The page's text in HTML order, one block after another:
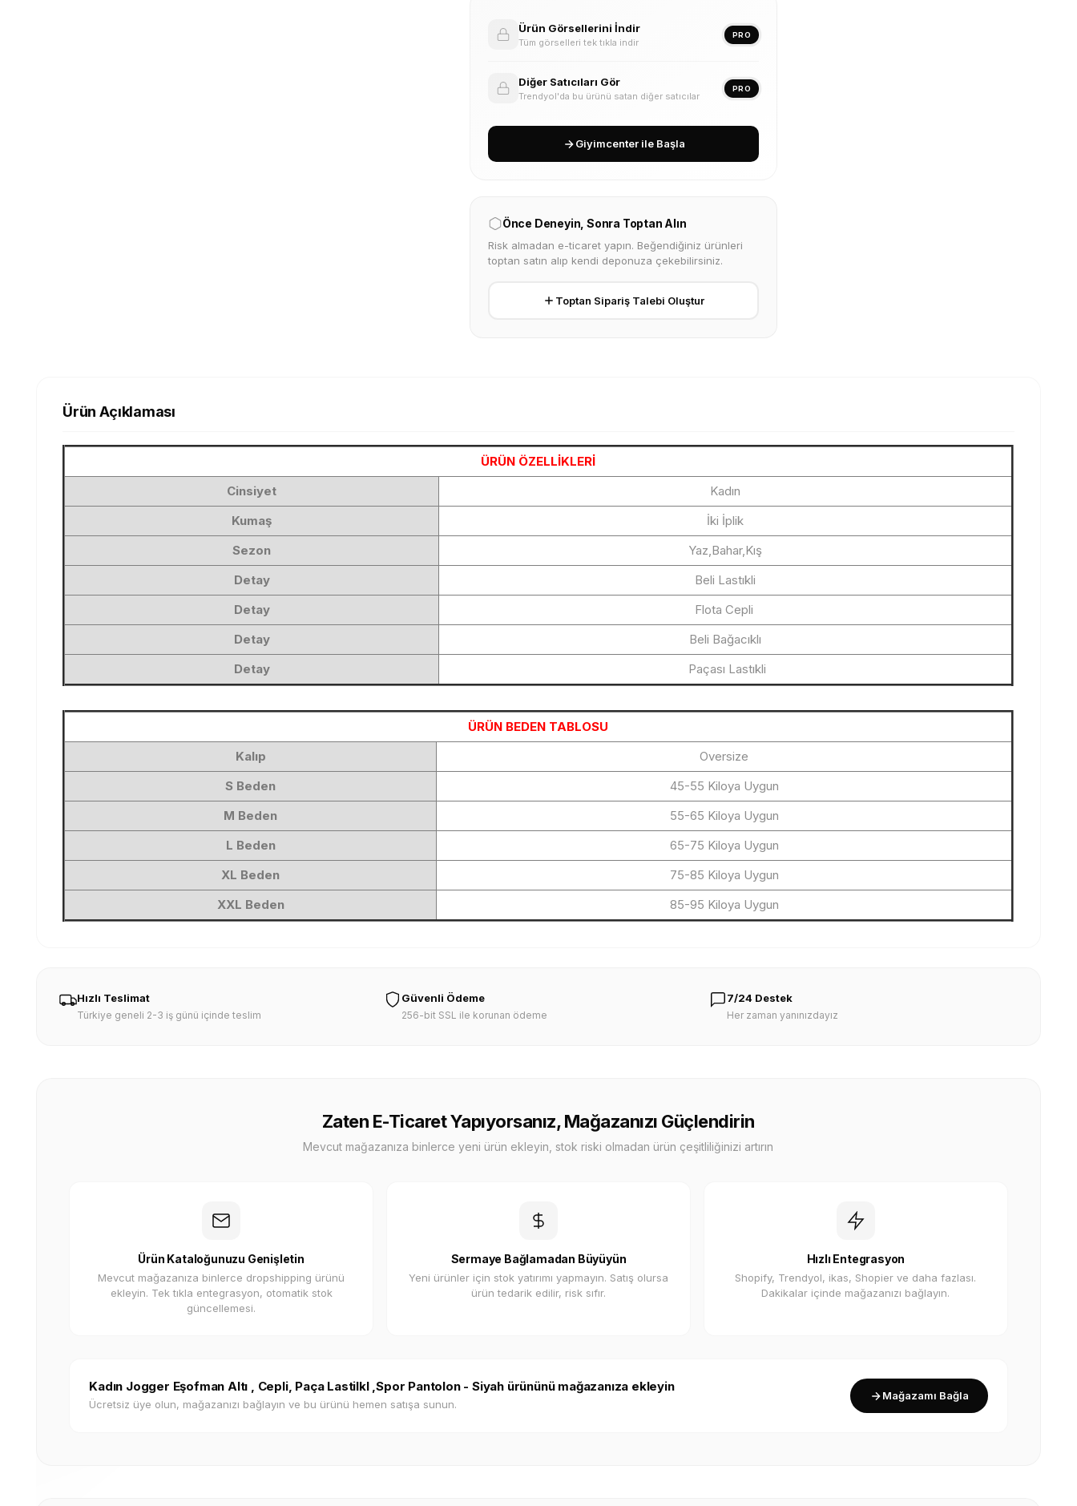
Ürün Görsellerini İndir
Tüm görselleri tek tıkla indir
PRO
Diğer Satıcıları Gör
Trendyol'da bu ürünü satan diğer satıcılar
PRO
Giyimcenter ile Başla
Önce Deneyin, Sonra Toptan Alın
Risk almadan e-ticaret yapın. Beğendiğiniz ürünleri
toptan satın alıp kendi deponuza çekebilirsiniz.
Toptan Sipariş Talebi Oluştur
Ürün Açıklaması
ÜRÜN ÖZELLİKLERİ
Cinsiyet
Kadın
Kumaş
İki İplik
Sezon
Yaz,Bahar,Kış
Detay
Beli Lastıkli
Detay
Flota Cepli
Detay
Beli Bağacıklı
Detay
Paçası Lastıkli
ÜRÜN BEDEN TABLOSU
Kalıp
Oversize
S Beden
45-55 Kiloya Uygun
M Beden
55-65 Kiloya Uygun
L Beden
65-75 Kiloya Uygun
XL Beden
75-85 Kiloya Uygun
XXL Beden 85-95 Kiloya Uygun
Hızlı Teslimat
Türkiye geneli 2-3 iş günü içinde teslim
Güvenli Ödeme
256-bit SSL ile korunan ödeme
7/24 Destek
Her zaman yanınızdayız
Zaten E-Ticaret Yapıyorsanız, Mağazanızı Güçlendirin
Mevcut mağazanıza binlerce yeni ürün ekleyin, stok riski olmadan ürün çeşitliliğinizi artırın
Ürün Kataloğunuzu Genişletin
Mevcut mağazanıza binlerce dropshipping ürünü
ekleyin. Tek tıkla entegrasyon, otomatik stok
güncellemesi.
Sermaye Bağlamadan Büyüyün
Yeni ürünler için stok yatırımı yapmayın. Satış olursa
ürün tedarik edilir, risk sıfır.
Hızlı Entegrasyon
Shopify, Trendyol, ikas, Shopier ve daha fazlası.
Dakikalar içinde mağazanızı bağlayın.
Kadın Jogger Eşofman Altı , Cepli, Paça Lastilkl ,Spor Pantolon - Siyah ürününü mağazanıza ekleyin
Ücretsiz üye olun, mağazanızı bağlayın ve bu ürünü hemen satışa sunun.
Mağazamı Bağla